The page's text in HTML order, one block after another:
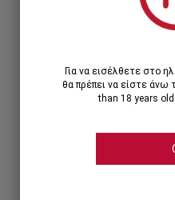
Για να εισέλθετε στο
θα πρέπει να είστε άνω
than 18 years old